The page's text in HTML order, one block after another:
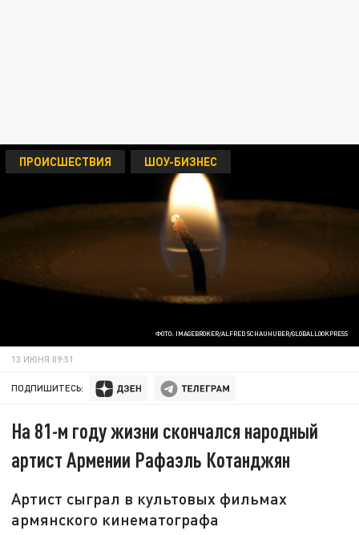
ФОТО: IMAGEBROKER/ALFRED SCHAUHUBER/GLOBALLOOKPRESS
ПРОИСШЕСТВИЯ ШОУ-БИЗНЕС
13 ИЮНЯ 09:51
ПОДПИШИТЕСЬ:
На 81-м году жизни скончался народный
артист Армении Рафаэль Котанджян
Артист сыграл в культовых фильмах
армянского кинематографа